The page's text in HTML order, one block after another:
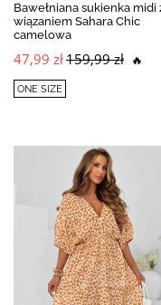
Bawełniana sukienka midi
wiązaniem Sahara Chic
camelowa
47,99 zł159,99 zł 🔥
ONE SIZE